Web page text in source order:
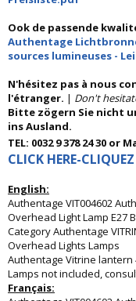
Ook de passende
Authentage
sources lumineuses -
N'hésitez pas à nous
l'étranger. | Don't
Bitte zögern Sie nicht
ins Ausland.
TEL: 0032 9 378 24 30 or
CLICK HERE-
English:
Authentage VIT004602
Overhead Light Lamp E27
Category Authentage
Overhead Lights Lamps
Authentage Vitrine lantern
Lamps not included,
Français: